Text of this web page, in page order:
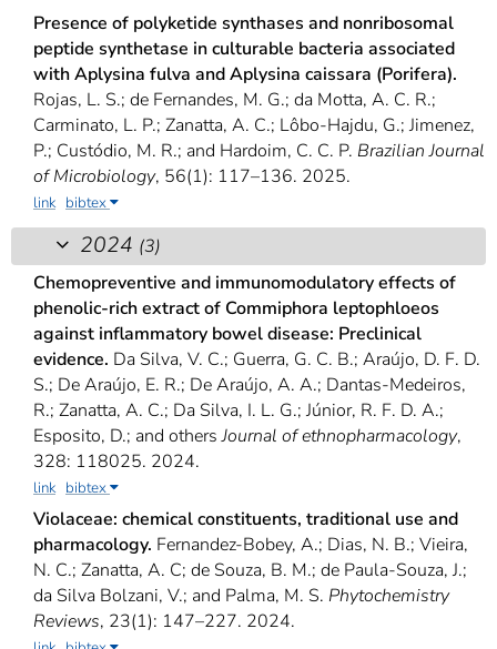
Presence of polyketide synthases and nonribosomal
peptide synthetase in culturable bacteria associated
with Aplysina fulva and Aplysina caissara (Porifera).
Rojas, L. S.; de Fernandes, M. G.; da Motta, A. C. R.;
Carminato, L. P.; Zanatta, A. C.; Lôbo-Hajdu, G.; Jimenez,
P.; Custódio, M. R.; and Hardoim, C. C. P. Brazilian Journal
of Microbiology, 56(1): 117–136. 2025.
link bibtex
2024 (3)
Chemopreventive and immunomodulatory effects of
phenolic-rich extract of Commiphora leptophloeos
against inflammatory bowel disease: Preclinical
evidence. Da Silva, V. C.; Guerra, G. C. B.; Araújo, D. F. D.
S.; De Araújo, E. R.; De Araújo, A. A.; Dantas-Medeiros,
R.; Zanatta, A. C.; Da Silva, I. L. G.; Júnior, R. F. D. A.;
Esposito, D.; and othersJournal of ethnopharmacology,
328: 118025. 2024.
link bibtex
Violaceae: chemical constituents, traditional use and
pharmacology. Fernandez-Bobey, A.; Dias, N. B.; Vieira,
N. C.; Zanatta, A. C; de Souza, B. M.; de Paula-Souza, J.;
da Silva Bolzani, V.; and Palma, M. S. Phytochemistry
Reviews, 23(1): 147–227. 2024.